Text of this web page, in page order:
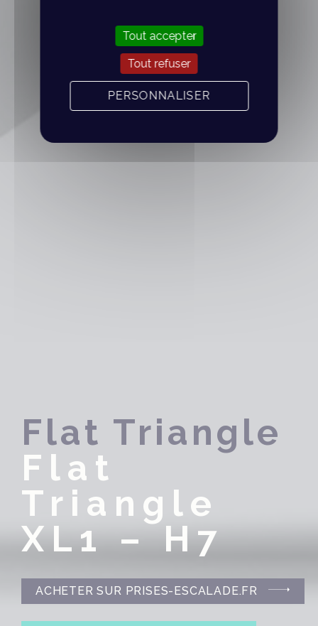
Flat Triangle
Flat
Triangle
XL1 – H7
ACHETER SUR PRISES-ESCALADE.FR
Tout accepter
Tout refuser
PERSONNALISER